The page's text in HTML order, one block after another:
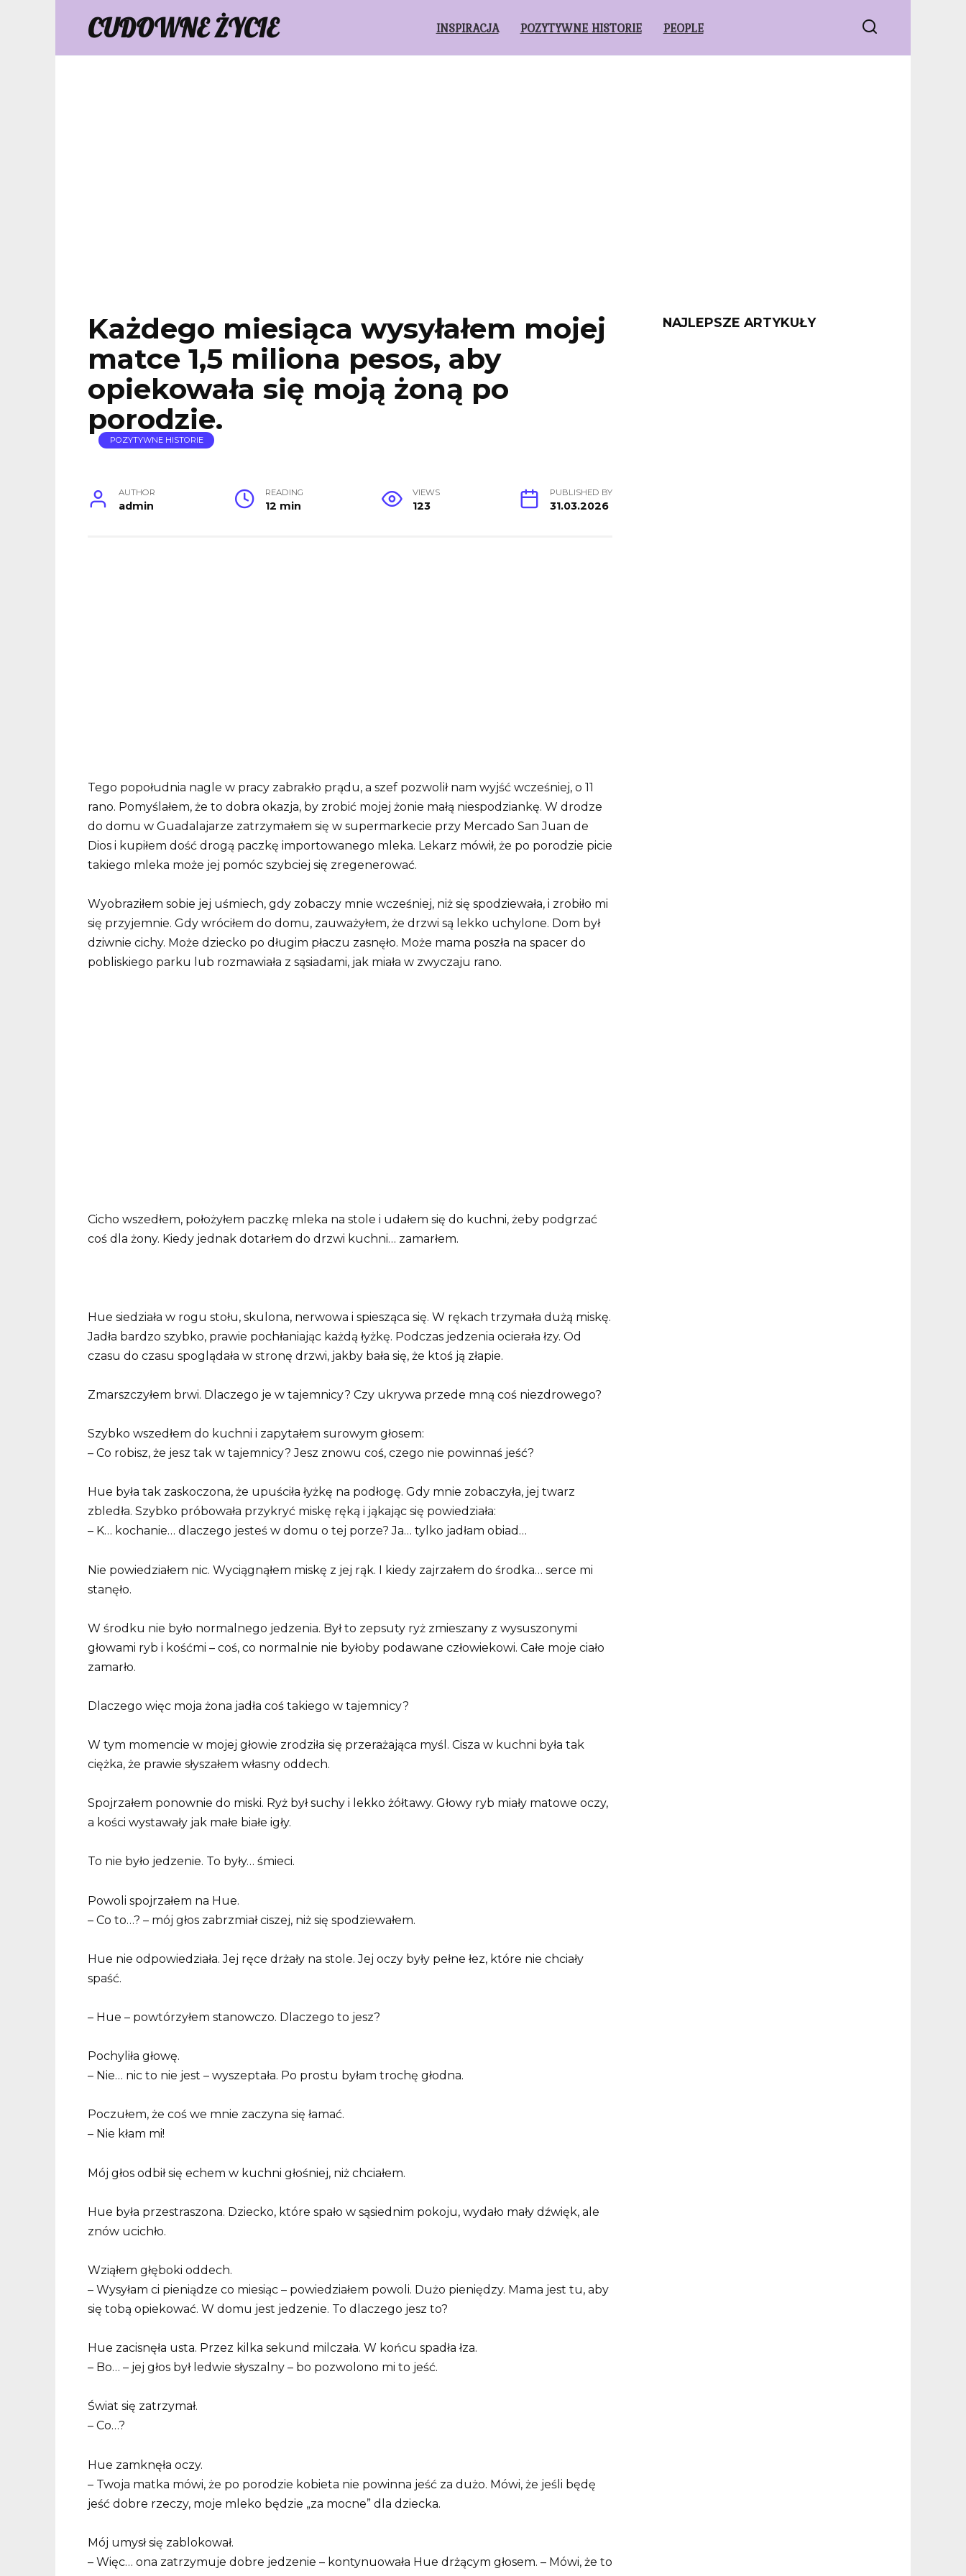
CUDOWNE ŻYCIE INSPIRACJA POZYTYWNE HISTORIE PEOPLE
Każdego miesiąca wysyłałem mojej
matce 1,5 miliona pesos, aby
opiekowała się moją żoną po
porodzie.
POZYTYWNE HISTORIE
AUTHOR
admin
READING
12 min
VIEWS
123
PUBLISHED BY
31.03.2026
Tego popołudnia nagle w pracy zabrakło prądu, a szef pozwolił nam wyjść wcześniej, o 11
rano. Pomyślałem, że to dobra okazja, by zrobić mojej żonie małą niespodziankę. W drodze
do domu w Guadalajarze zatrzymałem się w supermarkecie przy Mercado San Juan de
Dios i kupiłem dość drogą paczkę importowanego mleka. Lekarz mówił, że po porodzie picie
takiego mleka może jej pomóc szybciej się zregenerować.
Wyobraziłem sobie jej uśmiech, gdy zobaczy mnie wcześniej, niż się spodziewała, i zrobiło mi
się przyjemnie. Gdy wróciłem do domu, zauważyłem, że drzwi są lekko uchylone. Dom był
dziwnie cichy. Może dziecko po długim płaczu zasnęło. Może mama poszła na spacer do
pobliskiego parku lub rozmawiała z sąsiadami, jak miała w zwyczaju rano.
Cicho wszedłem, położyłem paczkę mleka na stole i udałem się do kuchni, żeby podgrzać
coś dla żony. Kiedy jednak dotarłem do drzwi kuchni… zamarłem.
Hue siedziała w rogu stołu, skulona, nerwowa i spiesząca się. W rękach trzymała dużą miskę.
Jadła bardzo szybko, prawie pochłaniając każdą łyżkę. Podczas jedzenia ocierała łzy. Od
czasu do czasu spoglądała w stronę drzwi, jakby bała się, że ktoś ją złapie.
Zmarszczyłem brwi. Dlaczego je w tajemnicy? Czy ukrywa przede mną coś niezdrowego?
Szybko wszedłem do kuchni i zapytałem surowym głosem:
– Co robisz, że jesz tak w tajemnicy? Jesz znowu coś, czego nie powinnaś jeść?
Hue była tak zaskoczona, że upuściła łyżkę na podłogę. Gdy mnie zobaczyła, jej twarz
zbledła. Szybko próbowała przykryć miskę ręką i jąkając się powiedziała:
– K… kochanie… dlaczego jesteś w domu o tej porze? Ja… tylko jadłam obiad…
Nie powiedziałem nic. Wyciągnąłem miskę z jej rąk. I kiedy zajrzałem do środka… serce mi
stanęło.
W środku nie było normalnego jedzenia. Był to zepsuty ryż zmieszany z wysuszonymi
głowami ryb i kośćmi – coś, co normalnie nie byłoby podawane człowiekowi. Całe moje ciało
zamarło.
Dlaczego więc moja żona jadła coś takiego w tajemnicy?
W tym momencie w mojej głowie zrodziła się przerażająca myśl. Cisza w kuchni była tak
ciężka, że prawie słyszałem własny oddech.
Spojrzałem ponownie do miski. Ryż był suchy i lekko żółtawy. Głowy ryb miały matowe oczy,
a kości wystawały jak małe białe igły.
To nie było jedzenie. To były… śmieci.
Powoli spojrzałem na Hue.
– Co to…? – mój głos zabrzmiał ciszej, niż się spodziewałem.
Hue nie odpowiedziała. Jej ręce drżały na stole. Jej oczy były pełne łez, które nie chciały
spaść.
– Hue – powtórzyłem stanowczo. Dlaczego to jesz?
Pochyliła głowę.
– Nie… nic to nie jest – wyszeptała. Po prostu byłam trochę głodna.
Poczułem, że coś we mnie zaczyna się łamać.
– Nie kłam mi!
Mój głos odbił się echem w kuchni głośniej, niż chciałem.
Hue była przestraszona. Dziecko, które spało w sąsiednim pokoju, wydało mały dźwięk, ale
znów ucichło.
Wziąłem głęboki oddech.
– Wysyłam ci pieniądze co miesiąc – powiedziałem powoli. Dużo pieniędzy. Mama jest tu, aby
się tobą opiekować. W domu jest jedzenie. To dlaczego jesz to?
Hue zacisnęła usta. Przez kilka sekund milczała. W końcu spadła łza.
– Bo… – jej głos był ledwie słyszalny – bo pozwolono mi to jeść.
Świat się zatrzymał.
– Co…?
Hue zamknęła oczy.
– Twoja matka mówi, że po porodzie kobieta nie powinna jeść za dużo. Mówi, że jeśli będę
jeść dobre rzeczy, moje mleko będzie „za mocne” dla dziecka.
Mój umysł się zablokował.
– Więc… ona zatrzymuje dobre jedzenie – kontynuowała Hue drżącym głosem. – Mówi, że to
NAJLEPSZE ARTYKUŁY